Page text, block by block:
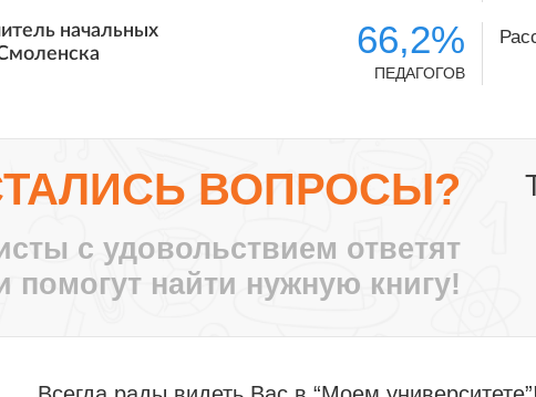
начальных
идеи, заставлял
все больше
крыша твоего
воспитатель ДО-2,
каждый может найти
66,2%
ПЕДАГОГОВ
ВОПРОСЫ?
с удовольствием ответят
найти нужную книгу!